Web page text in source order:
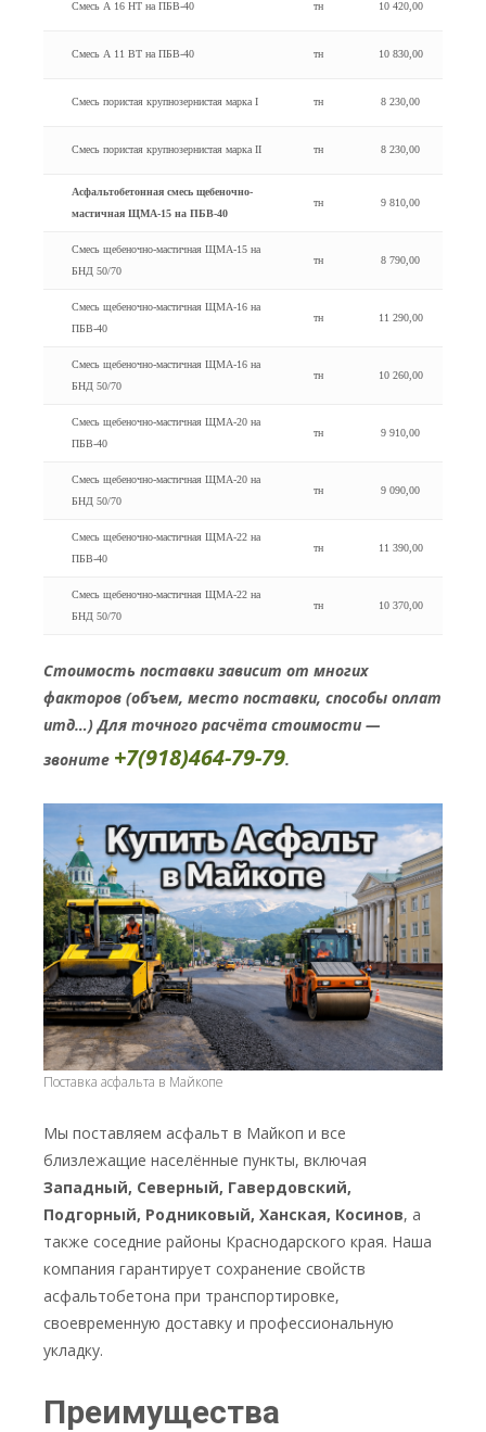
Смесь А 16 HT на ПБВ-40 тн 10 420,00
Смесь А 11 BT на ПБВ-40 тн 10 830,00
Смесь пористая крупнозернистая марка I тн 8 230,00
Смесь пористая крупнозернистая марка II тн 8 230,00
Асфальтобетонная смесь щебеночно-
мастичная ЩМА-15 на ПБВ-40
тн 9 810,00
Смесь щебеночно-мастичная ЩМА-15 на
БНД 50/70
тн 8 790,00
Смесь щебеночно-мастичная ЩМА-16 на
ПБВ-40
тн 11 290,00
Смесь щебеночно-мастичная ЩМА-16 на
БНД 50/70
тн 10 260,00
Смесь щебеночно-мастичная ЩМА-20 на
ПБВ-40
тн 9 910,00
Смесь щебеночно-мастичная ЩМА-20 на
БНД 50/70
тн 9 090,00
Смесь щебеночно-мастичная ЩМА-22 на
ПБВ-40
тн 11 390,00
Смесь щебеночно-мастичная ЩМА-22 на
БНД 50/70
тн 10 370,00
Стоимость поставки зависит от многих
факторов (объем, место поставки, способы оплат
итд…) Для точного расчёта стоимости —
звоните +7(918)464-79-79.
Поставка асфальта в Майкопе
Мы поставляем асфальт в Майкоп и все
близлежащие населённые пункты, включая
Западный, Северный, Гавердовский,
Подгорный, Родниковый, Ханская, Косинов, а
также соседние районы Краснодарского края. Наша
компания гарантирует сохранение свойств
асфальтобетона при транспортировке,
своевременную доставку и профессиональную
укладку.
Преимущества